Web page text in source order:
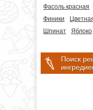
Фасоль красная
Финики
Шпинат
Яблоко
Поиск